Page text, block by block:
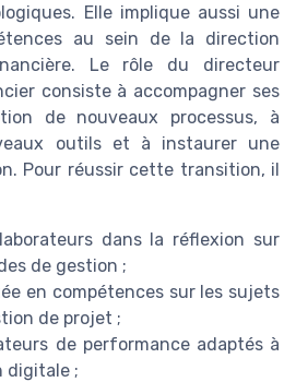
Elle implique aussi une
au sein de la direction
Le rôle du directeur
consiste à accompagner ses
de nouveaux processus, à
outils et à instaurer une
Pour réussir cette transition, il
dans la réflexion sur
de gestion ;
en compétences sur les sujets
de projet ;
de performance adaptés à
digitale ;